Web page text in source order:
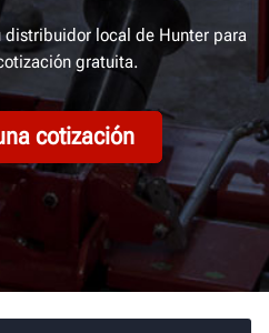
distribuidor local de Hunter para
gratuita.
cotización